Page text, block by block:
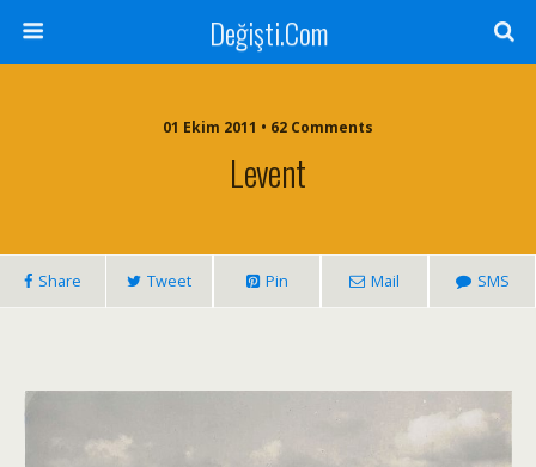
Değişti.Com
01 Ekim 2011 • 62 Comments
Levent
Share Tweet Pin Mail SMS